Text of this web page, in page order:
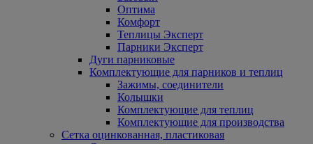
Оптима
Комфорт
Теплицы Эксперт
Парники Эксперт
Дуги парниковые
Комплектующие для парников и теплиц
Зажимы, соединители
Колышки
Комплектующие для теплиц
Комплектующие для производства
Сетка оцинкованная, пластиковая